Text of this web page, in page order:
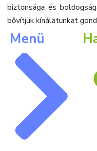
biztonsága és
bővítjük kínálatunkat
Menü